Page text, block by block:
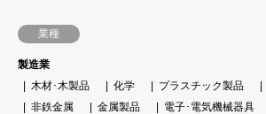
業種
製造業
木材･木製品
化学 プラスチック製品
非鉄金属
金属製品 電子･電気機械器具